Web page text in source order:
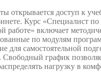
открывается доступ к
Курс «Специалист по
работе» включает
по модулям
для самостоятельной
Свободный график
нагрузку в